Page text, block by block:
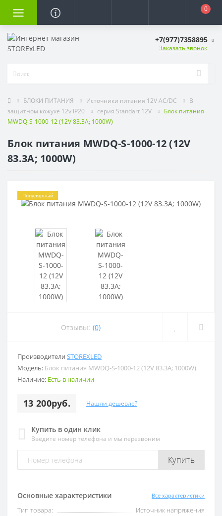
0
+7(977)7358895
Заказать звонок
БЛОКИ ПИТАНИЯ Источники питания 12V AC/DC
В
защитном кожухе 12v IP20
серия Standart 12V
Блок питания
MWDQ-S-1000-12 (12V 83.3A; 1000W)
Блок питания MWDQ-S-1000-12 (12V
83.3A; 1000W)
Популярный
Отзывы: (0)
Производители STOREXLED
Модель: Блок питания MWDQ-S-1000-12 (12V 83.3A; 1000W)
Наличие: Есть в наличии
13 200руб. Нашли дешевле?
Купить в один клик
Введите номер телефона и мы перезвоним
Купить
Основные характеристики Все характеристики
Тип товара:
Источник напряжения